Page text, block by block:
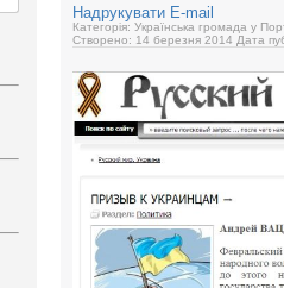
Надрукувати E-mail
Категорія: Українська громада у
Створено: 14 березня 2014 Дата